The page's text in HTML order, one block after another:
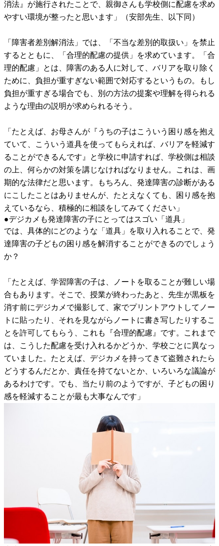
消法』が施行されたことで、親御さんも学校側に配慮を求め
やすい環境が整ったと思います」（安部先生、以下同）
「障害者差別解消法」では、「不当な差別的取扱い」を禁止
するとともに、「合理的配慮の提供」を求めています。「合
理的配慮」とは、障害のある人に対して、バリアを取り除く
ために、負担が重すぎない範囲で対応するというもの。もし
負担が重すぎる場合でも、別の方法の提案や理解を得られる
ような理由の説明が求められるそう。
「たとえば、お母さんが『うちの子はこういう困り感を抱え
ていて、こういう道具を使ってもらえれば、バリアを軽減す
ることができるんです』と学校に申請すれば、学校側は相談
の上、何らかの対策を講じなければなりません。これは、画
期的な法律だと思います。もちろん、発達障害の診断がある
にこしたことはありませんが、たとえなくても、困り感を抱
えているなら、積極的に相談をしてみてください」
●デジカメも発達障害の子にとってはスゴい「道具」
では、具体的にどのような「道具」を取り入れることで、発
達障害の子どもの困り感を解消することができるのでしょう
か？
「たとえば、学習障害の子は、ノートを取ることが難しい場
合もあります。そこで、授業が終わったあと、先生が黒板を
消す前にデジカメで撮影して、家でプリントアウトしてノー
トに貼ったり、それを見ながらノートに書き写したりするこ
とを許可してもらう、これも『合理的配慮』です。これまで
は、こうした配慮を受け入れるかどうか、学校ごとに異なっ
ていました。たとえば、デジカメを持ってきて盗難されたら
どうするんだとか、責任を持てないとか、いろいろな議論が
あるわけです。でも、当たり前のようですが、子どもの困り
感を軽減することが最も大事なんです」